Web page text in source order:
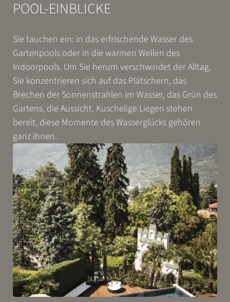
POOL-EINBLICKE
Sie tauchen ein: in das erfrischende Wasser des
Gartenpools oder in die warmen Wellen des
Indoorpools. Um Sie herum verschwindet der Alltag,
Sie konzentrieren sich auf das Plätschern, das
Brechen der Sonnenstrahlen im Wasser, das Grün des
Gartens, die Aussicht. Kuschelige Liegen stehen
bereit, diese Momente des Wasserglücks gehören
ganz Ihnen.
WONACH SUCHEN SIE?
Suchen
Häufige Suchanfragen
Test-Suchanfrage 2 Test-Suchanfrage 1